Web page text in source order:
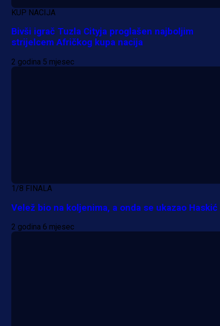
1 dan 48 min
KUP NACIJA
Bivši igrač Tuzla Cityja proglašen najboljim
strijelcem Afričkog kupa nacija
2 godina 5 mjesec
1/8 FINALA
Velež bio na koljenima, a onda se ukazao Haskić
2 godina 6 mjesec